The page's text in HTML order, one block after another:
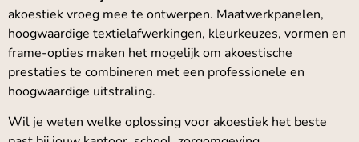
akoestiek vroeg mee te ontwerpen. Maatwerkpanelen,
hoogwaardige textielafwerkingen, kleurkeuzes, vormen en
frame-opties maken het mogelijk om akoestische
prestaties te combineren met een professionele en
hoogwaardige uitstraling.
Wil je weten welke oplossing voor akoestiek het beste